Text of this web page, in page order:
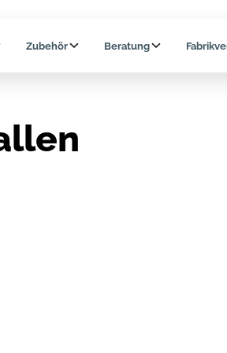
Zubehör Beratung